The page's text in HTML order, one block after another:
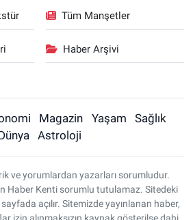
Tüm Manşetler
Haber Arşivi
Magazin Yaşam
Sağlık
Astroloji
ve yorumlardan yazarları sorumludur.
Haber Kenti sorumlu tutulamaz. Sitedeki
açılır. Sitemizde yayınlanan haber,